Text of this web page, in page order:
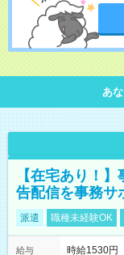
あ
【在宅あり！
告配信を事務サ
派遣 職種未経験OK
給与 時給1530円